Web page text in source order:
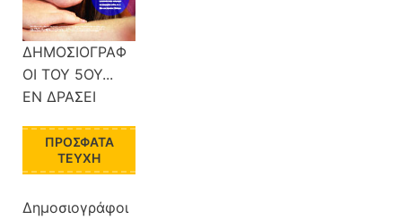
ΔΗΜΟΣΙΟΓΡΑΦ
ΟΙ ΤΟΥ 5ΟΥ...
ΕΝ ΔΡΑΣΕΙ
ΠΡΌΣΦΑΤΑ
ΤΕΎΧΗ
Δημοσιογράφοι